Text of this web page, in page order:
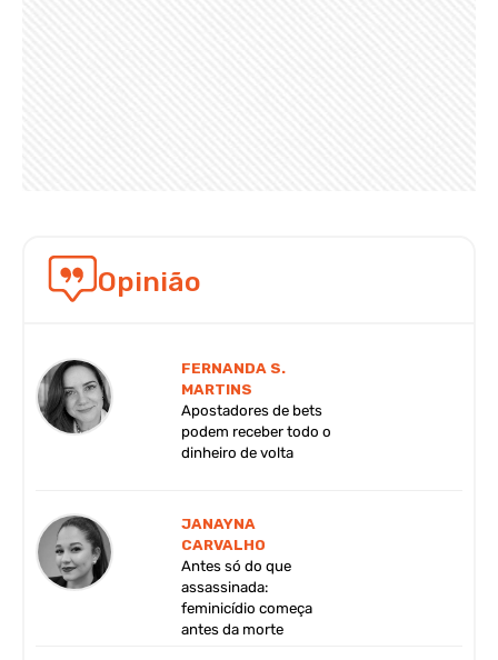
Opinião
FERNANDA S.
MARTINS
Apostadores de bets
podem receber todo o
dinheiro de volta
JANAYNA
CARVALHO
Antes só do que
assassinada:
feminicídio começa
antes da morte